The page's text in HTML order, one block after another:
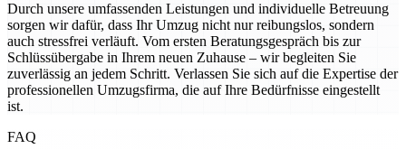
Durch unsere umfassenden Leistungen und individuelle Betreuung
sorgen wir dafür, dass Ihr Umzug nicht nur reibungslos, sondern
auch stressfrei verläuft. Vom ersten Beratungsgespräch bis zur
Schlüssübergabe in Ihrem neuen Zuhause – wir begleiten Sie
zuverlässig an jedem Schritt. Verlassen Sie sich auf die Expertise der
professionellen Umzugsfirma, die auf Ihre Bedürfnisse eingestellt
ist.
FAQ